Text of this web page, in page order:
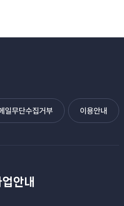
일무단수집거부 이용안내
안내